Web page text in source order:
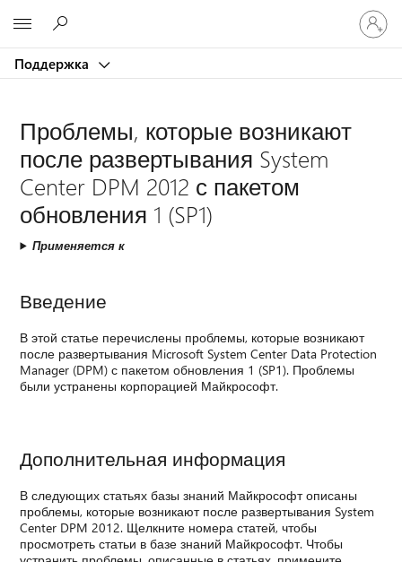
Поддержка
Проблемы, которые возникают
после развертывания System
Center DPM 2012 с пакетом
обновления 1 (SP1)
Применяется к
Введение
В этой статье перечислены проблемы, которые возникают
после развертывания Microsoft System Center Data Protection
Manager (DPM) с пакетом обновления 1 (SP1). Проблемы
были устранены корпорацией Майкрософт.
Дополнительная информация
В следующих статьях базы знаний Майкрософт описаны
проблемы, которые возникают после развертывания System
Center DPM 2012. Щелкните номера статей, чтобы
просмотреть статьи в базе знаний Майкрософт. Чтобы